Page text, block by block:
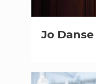
Jo Danse